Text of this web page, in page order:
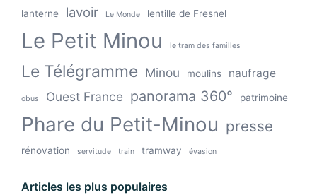
lanterne lavoir Le Monde lentille de Fresnel
Le Petit Minou le tram des familles
Le Télégramme Minou moulins naufrage
obus Ouest France panorama 360° patrimoine
Phare du Petit-Minou presse
rénovation servitude train tramway évasion
Articles les plus populaires